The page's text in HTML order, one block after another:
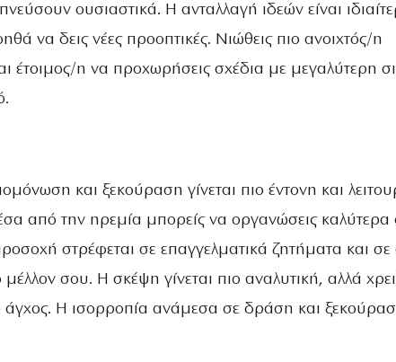
ουσιαστικά. Η ανταλλαγή ιδεών είναι
να δεις νέες προοπτικές. Νιώθεις πιο ανοιχτός/η
έτοιμος/η να προχωρήσεις σχέδια με μεγαλύτερη
και ξεκούραση γίνεται πιο έντονη και
από την ηρεμία μπορείς να οργανώσεις καλύτερα
στρέφεται σε επαγγελματικά ζητήματα και σε
σου. Η σκέψη γίνεται πιο αναλυτική, αλλά
άγχος. Η ισορροπία ανάμεσα σε δράση και